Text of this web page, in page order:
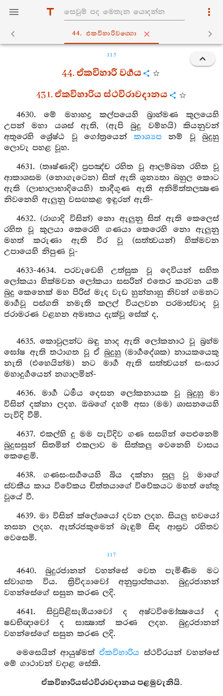
44. එකවිහාරිවග‍්ගො
115
44. ඒකවිහාරී වර්‍ගය
431. ඒකවිහාරිය ස්ථවිරාවදානය
4630. මේ මහාහද්‍ර කල්පයෙහි බ්‍රාහ්මණ කුලයෙහි
උපන් මහා යශස් ඇති, (ඇපි බුදු වම්හයි) කියනුවන්
අතුරෙහි ශ්‍රේෂ්ඨ වූ ගෝත්‍රයෙන් කාශ්‍යපනම් වූ බුදුහු
ලොවැ පහළ වූහ.
4631. (තෘෂ්ණාදි) ප්‍රපඤ්ච රහිත වූ ආලම්බන රහිත වූ
ආකාශසම (නොගැටෙන) සිත් ඇති ශුන්‍යතා බහුල කොට
ඇති (ලාභාලාභාදියෙහි) තාදීගුණ ඇති අනිමිත්තලක්‍ෂණ
නිවනෙහි ඇලුනු වසඟකළ ඉඳුරන් ඇති-
4632. (රාගාදි විසින්) නො ඇලුනු සිත් ඇති කෙලෙස්
රහිත වූ කුලයා කෙරෙහි ගණයා කෙරෙහි නො ඇලුනු
මහත් කරුණා ඇති වීර වූ (සත්ත්‍වයන්) හික්මවන
උපායෙහි නිපුණ වූ-
4633-4634. පරවැඩෙහි උත්සුක වූ දෙවියන් සහිත
ලෝකයා හික්මවන ලෝකයා සසරින් එතෙර කරවන යම්
බුදු කෙනෙක් මහ පිරිස් මැද වැඩ හුන්නාහු නිවන් ගමනට
මාර්‍ගවූ පස්ගති නමැති කලල් වියලවන පරමාස්වාද වූ
ජරාමරණ වළහන අමෘතය දැක්වූ සේක් ද,
4635. කොවුලන්ට බඳු නාද ඇති ලෝකනාථ වූ බ්‍රහ්ම
ඝෝෂ ඇති තථාගත වූ ඒ බුදුහු (මාර්‍ගදේශක) නායකයෙකු
නැති (එහෙයින්ම) නට මාර්‍ග ඇති සත්ත්‍වයන් සංසාර
මහාදුර්‍ගයෙන් නගාලමින්-
4636. මාර්‍ග ධර්‍මය දෙසන ලෝකනායක වූ බුදුහු මා
විසින් දක්නා ලදහ. ඔබගේ දහම් අසා (මම) ශාසනයෙහි
පැවිදි වීමි.
4637. එකල්හි දු මම පැවිදිව ගණ සසගින් පෙළුනෙම්
බුදුසසුන් සිතමින් එකලාව ම සිත්කලු වෙනෙහි වාසය
කෙළෙමි.
4638. ගණසංසර්‍ගයෙහි බිය දක්නා සුලු වූ මාගේ
ස්වකීය කාය විවේකය චිත්තයාගේ විවේකයට මහත් හේතු
වූයේ වී.
4639. මා විසින් ක්ලේශයෝ දවන ලදහ. සියලු භවයෝ
නසන ලදහ. ඇත්රජකුමෙන් බැඳුම් සිඳ ආස්‍රව රහිතව
වෙසෙමි.
117
4640. බුදුරජානන් වහන්සේ වෙත පැමිණීම මට
ස්වාගත විය. ත්‍රිවිද්‍යාවෝ අනුප්‍රාප්තයහ. බුදුරජානන්
වහන්සේගේ සසුන කරණ ලදි.
4641. සිවුපිළිසැඹියාවෝ ද අෂ්ටවිමෝක්‍ෂයෝ ද
ෂඩභිඥාවෝ ද සාක්‍ෂාත් කරණ ලදහ. බුදුරජානන්
වහන්සේගේ සසුන කරණ ලදි.
මෙසෙයින් ආයුෂ්මත් ඒකවිහාරිය ස්ථවිරයන් වහන්සේ
මේ ගාථාවන් වදාළ සේකි.
ඒකවිහාරියස්ථවිරාවදානය පළමුවැනියි.